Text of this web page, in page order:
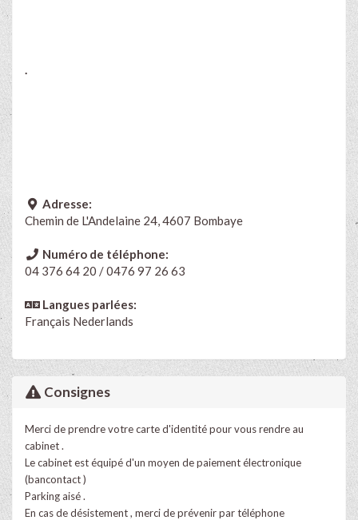
Adresse:
Chemin de L'Andelaine 24, 4607 Bombaye
Numéro de téléphone:
04 376 64 20 / 0476 97 26 63
Langues parlées:
Français Nederlands
Consignes
Merci de prendre votre carte d'identité pour vous rendre au
cabinet .
Le cabinet est équipé d'un moyen de paiement électronique
(bancontact )
Parking aisé .
En cas de désistement , merci de prévenir par téléphone